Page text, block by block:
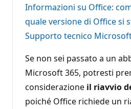
Informazioni su Office:
quale versione di Office si
Supporto tecnico
Se non sei passato a un
Microsoft 365, potresti
considerazione il riavvio
poiché Office richiede un